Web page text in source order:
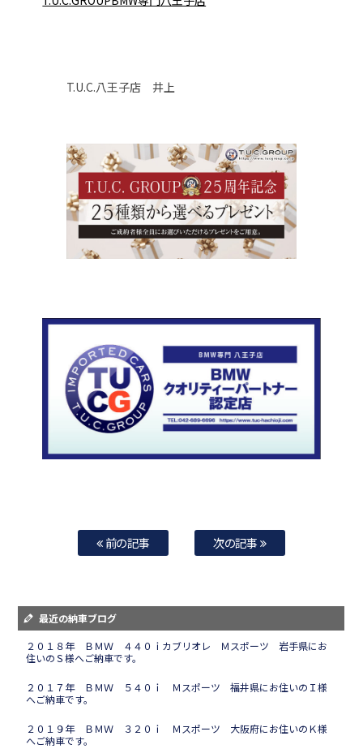
T.U.C.八王子店 井上
前の記事 次の記事
最近の納車ブログ
２０１８年 ＢＭＷ ４４０ｉカブリオレ Ｍスポーツ 岩手県にお
住いのＳ様へご納車です。
２０１７年 ＢＭＷ ５４０ｉ Ｍスポーツ 福井県にお住いのＩ様
へご納車です。
２０１９年 ＢＭＷ ３２０ｉ Ｍスポーツ 大阪府にお住いのＫ様
へご納車です。